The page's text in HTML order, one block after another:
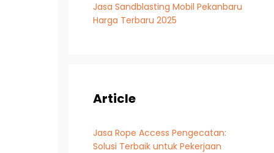
Jasa Sandblasting Mobil Pekanbaru
Harga Terbaru 2025
Article
Jasa Rope Access Pengecatan:
Solusi Terbaik untuk Pekerjaan